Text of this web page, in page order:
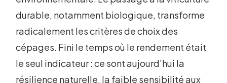
durable, notamment biologique, transforme
radicalement les critères de choix des
cépages. Fini le temps où le rendement était
le seul indicateur : ce sont aujourd’hui la
résilience naturelle, la faible sensibilité aux